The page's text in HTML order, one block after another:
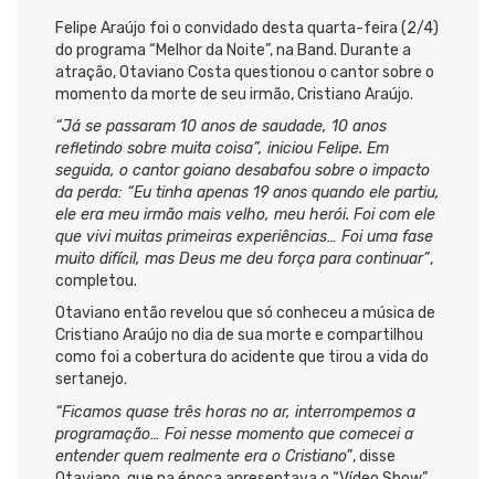
Felipe Araújo foi o convidado desta quarta-feira (2/4)
do programa “Melhor da Noite”, na Band. Durante a
atração, Otaviano Costa questionou o cantor sobre o
momento da morte de seu irmão, Cristiano Araújo.
“Já se passaram 10 anos de saudade, 10 anos
refletindo sobre muita coisa”, iniciou Felipe. Em
seguida, o cantor goiano desabafou sobre o impacto
da perda: “Eu tinha apenas 19 anos quando ele partiu,
ele era meu irmão mais velho, meu herói. Foi com ele
que vivi muitas primeiras experiências… Foi uma fase
muito difícil, mas Deus me deu força para continuar”,
completou.
Otaviano então revelou que só conheceu a música de
Cristiano Araújo no dia de sua morte e compartilhou
como foi a cobertura do acidente que tirou a vida do
sertanejo.
“Ficamos quase três horas no ar, interrompemos a
programação… Foi nesse momento que comecei a
entender quem realmente era o Cristiano”, disse